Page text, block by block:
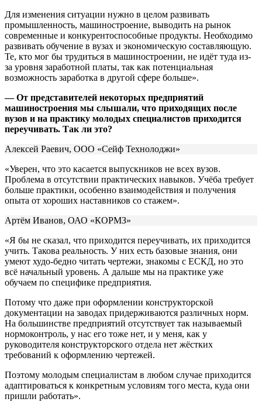
Для изменения ситуации нужно в целом развивать
промышленность, машиностроение, выводить на рынок
современные и конкурентоспособные продукты. Необходимо
развивать обучение в вузах и экономическую составляющую.
Те, кто мог бы трудиться в машиностроении, не идёт туда из-
за уровня заработной платы, так как потенциальная
возможность заработка в другой сфере больше».
— От представителей некоторых предприятий
машиностроения мы слышали, что приходящих после
вузов и на практику молодых специалистов приходится
переучивать. Так ли это?
Алексей Раевич, ООО «Сейф Технолоджи»
«Уверен, что это касается выпускников не всех вузов.
Проблема в отсутствии практических навыков. Учёба требует
больше практики, особенно взаимодействия и получения
опыта от хороших наставников со стажем».
Артём Иванов, ОАО «КОРМЗ»
«Я бы не сказал, что приходится переучивать, их приходится
учить. Такова реальность. У них есть базовые знания, они
умеют худо-бедно читать чертежи, знакомы с ЕСКД, но это
всё начальный уровень. А дальше мы на практике уже
обучаем по специфике предприятия.
Потому что даже при оформлении конструкторской
документации на заводах придерживаются различных норм.
На большинстве предприятий отсутствует так называемый
нормоконтроль, у нас его тоже нет, и у меня, как у
руководителя конструкторского отдела нет жёстких
требований к оформлению чертежей.
Поэтому молодым специалистам в любом случае приходится
адаптироваться к конкретным условиям того места, куда они
пришли работать».